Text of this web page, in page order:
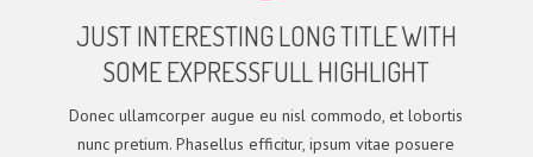
JUST INTERESTING LONG TITLE WITH
SOME EXPRESSFULL HIGHLIGHT
Donec ullamcorper augue eu nisl commodo, et lobortis
nunc pretium. Phasellus efficitur, ipsum vitae posuere